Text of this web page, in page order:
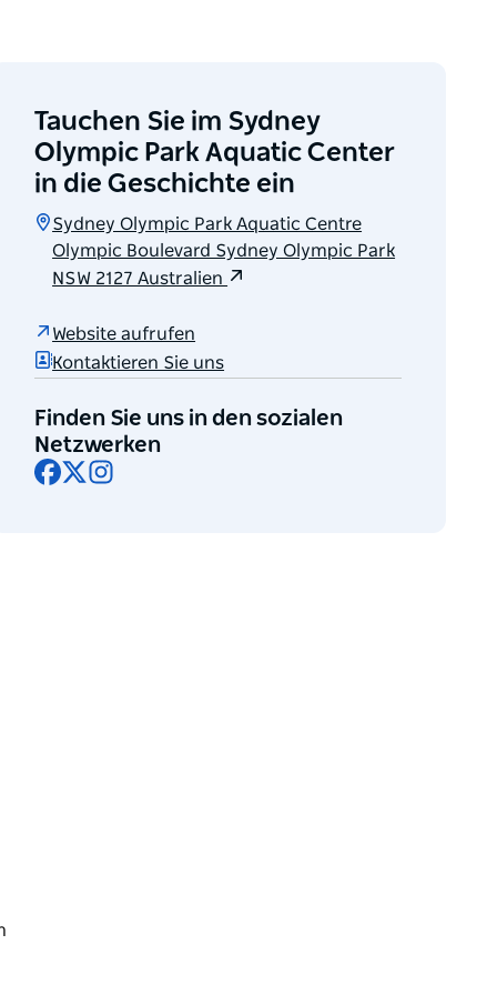
Tauchen Sie im Sydney
Olympic Park Aquatic Center
in die Geschichte ein
Sydney Olympic Park Aquatic Centre
Olympic Boulevard Sydney Olympic Park
NSW 2127 Australien
Website aufrufen
Kontaktieren Sie uns
Finden Sie uns in den sozialen
Netzwerken
Facebook
X